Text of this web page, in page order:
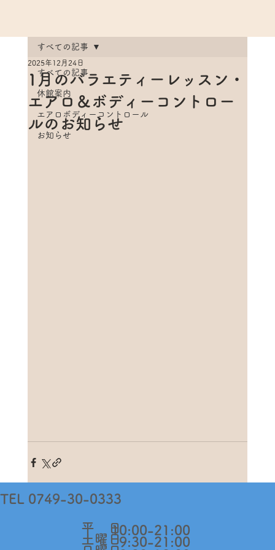
すべての記事
休館案内
エアロボディーコントロール
お知らせ
すべての記事
1月のバラエティーレッスン・
エアロ＆ボディーコントロー
ルのお知らせ
2025年12月24日
​平 日
​土曜日9:30-21:00
10:00-21:00
TEL 0749-30-0333